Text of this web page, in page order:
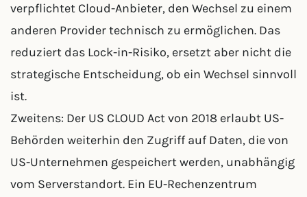
verpflichtet Cloud-Anbieter, den Wechsel zu einem
anderen Provider technisch zu ermöglichen. Das
reduziert das Lock-in-Risiko, ersetzt aber nicht die
strategische Entscheidung, ob ein Wechsel sinnvoll
ist.
Zweitens: Der US CLOUD Act von 2018 erlaubt US-
Behörden weiterhin den Zugriff auf Daten, die von
US-Unternehmen gespeichert werden, unabhängig
vom Serverstandort. Ein EU-Rechenzentrum